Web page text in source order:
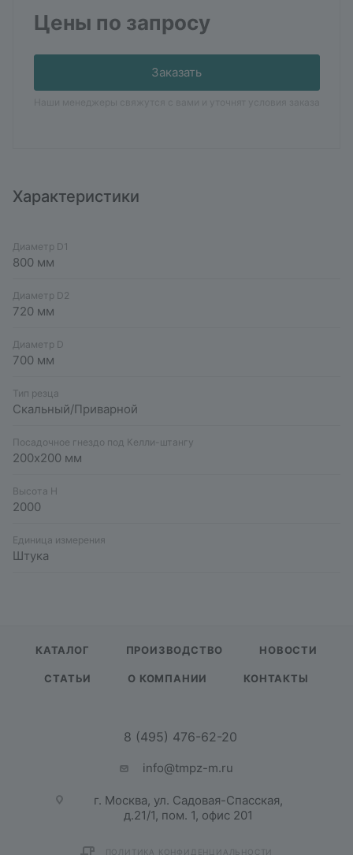
Цены по запросу
Заказать
Характеристики
Диаметр D1
800 мм
Диаметр D2
720 мм
Диаметр D
700 мм
Тип резца
Скальный/Приварной
Посадочное гнездо под Келли-штангу
200х200 мм
Высота H
2000
Единица измерения
Штука
КАТАЛОГ ПРОИЗВОДСТВО НОВОСТИ
СТАТЬИ О КОМПАНИИ КОНТАКТЫ
8 (495) 476-62-20
info@tmpz-m.ru
г. Москва, ул. Садовая-Спасская,
д.21/1, пом. 1, офис 201
ПОЛИТИКА КОНФИДЕНЦИАЛЬНОСТИ